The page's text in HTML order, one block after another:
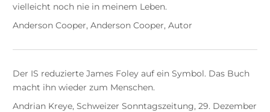
vielleicht noch nie in meinem Leben.
Anderson Cooper, Anderson Cooper, Autor
Der IS reduzierte James Foley auf ein Symbol. Das Buch
macht ihn wieder zum Menschen.
Andrian Kreye, Schweizer Sonntagszeitung, 29. Dezember